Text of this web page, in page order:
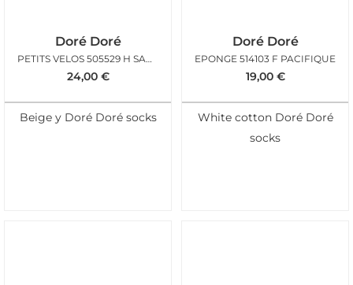
Doré Doré
PETITS VELOS 505529 H SAHARA JEAN
24,00 €
Beige y Doré Doré socks
Doré Doré
EPONGE 514103 F PACIFIQUE
19,00 €
White cotton Doré Doré
socks